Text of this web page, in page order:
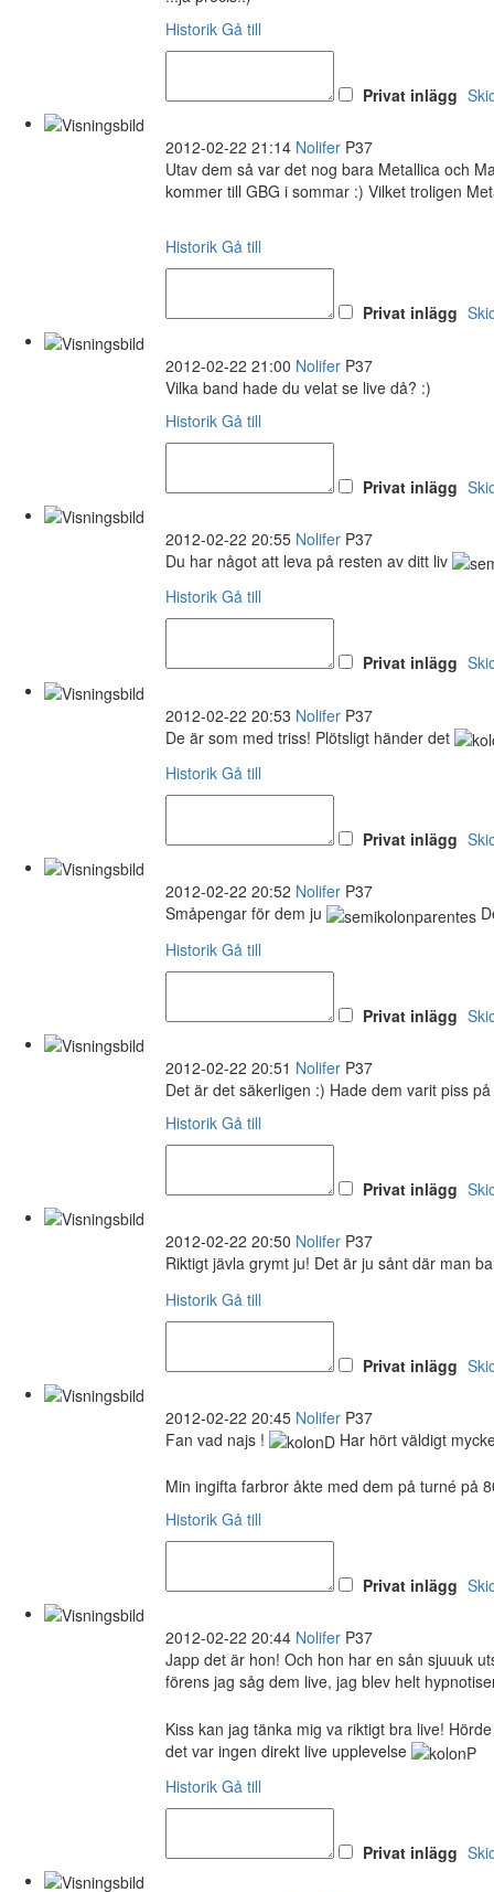
Historik Gå till
Privat inlägg
2012-02-22 21:14 Nolifer P37
Utav dem så var det nog bara Metallica och
kommer till GBG i sommar :) Vilket troligen
Historik Gå till
Privat inlägg
2012-02-22 21:00 Nolifer P37
Vilka band hade du velat se live då? :)
Historik Gå till
Privat inlägg
2012-02-22 20:55 Nolifer P37
Du har något att leva på resten av ditt liv
Historik Gå till
Privat inlägg
2012-02-22 20:53 Nolifer P37
De är som med triss! Plötsligt händer det
Historik Gå till
Privat inlägg
2012-02-22 20:52 Nolifer P37
Småpengar för dem ju
Historik Gå till
Privat inlägg
2012-02-22 20:51 Nolifer P37
Det är det säkerligen :) Hade dem varit piss
Historik Gå till
Privat inlägg
2012-02-22 20:50 Nolifer P37
Riktigt jävla grymt ju! Det är ju sånt där man
Historik Gå till
Privat inlägg
2012-02-22 20:45 Nolifer P37
Fan vad najs !
Har hört väldigt
Min ingifta farbror åkte med dem på turné på
Historik Gå till
Privat inlägg
2012-02-22 20:44 Nolifer P37
Japp det är hon! Och hon har en sån sjuuuk
förens jag såg dem live, jag blev helt
Kiss kan jag tänka mig va riktigt bra live!
det var ingen direkt live upplevelse
Historik Gå till
Privat inlägg